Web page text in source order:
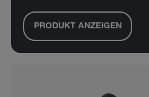
PRODUKT ANZEIGEN